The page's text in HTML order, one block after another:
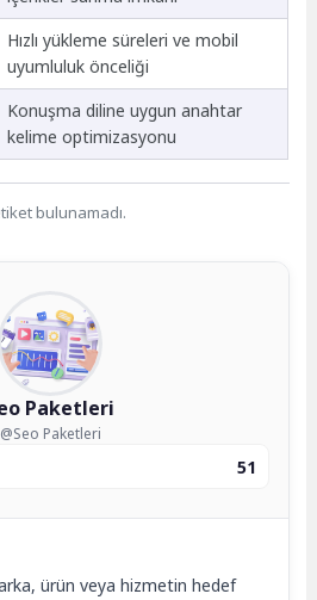
Hızlı yükleme süreleri ve mobil
uyumluluk önceliği
Konuşma diline uygun anahtar
kelime optimizasyonu
bulunamadı.
Paketleri
@Seo Paketleri
51
ürün veya hizmetin hedef